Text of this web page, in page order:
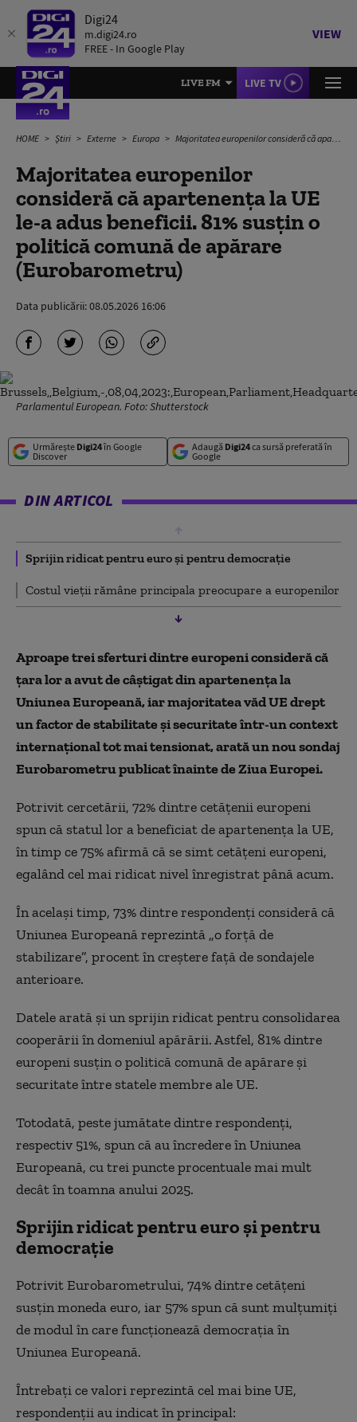
Digi24
m.digi24.ro
FREE - In Google Play
VIEW
LIVE FM LIVE TV
HOME Știri Externe Europa Majoritatea europenilor consideră că apartenența la UE le-a adus beneficii. 81% susțin o politică comună de apărare (Eurobarometru)
Majoritatea europenilor
consideră că apartenența la UE
le-a adus beneficii. 81% susțin o
politică comună de apărare
(Eurobarometru)
Data publicării:08.05.2026 16:06
Parlamentul European. Foto: Shutterstock
Urmărește Digi24în Google
Discover
Adaugă Digi24ca sursă preferată în
Google
DIN ARTICOL
Sprijin ridicat pentru euro și pentru democrație
Costul vieții rămâne principala preocupare a europenilor
Aproape trei sferturi dintre europeni consideră că
țara lor a avut de câștigat din apartenența la
Uniunea Europeană, iar majoritatea văd UE drept
un factor de stabilitate și securitate într-un context
internațional tot mai tensionat, arată un nou sondaj
Eurobarometru publicat înainte de Ziua Europei.
Potrivit cercetării, 72% dintre cetățenii europeni
spun că statul lor a beneficiat de apartenența la UE,
în timp ce 75% afirmă că se simt cetățeni europeni,
egalând cel mai ridicat nivel înregistrat până acum.
În același timp, 73% dintre respondenți consideră că
Uniunea Europeană reprezintă „o forță de
stabilizare”, procent în creștere față de sondajele
anterioare.
Datele arată și un sprijin ridicat pentru consolidarea
cooperării în domeniul apărării. Astfel, 81% dintre
europeni susțin o politică comună de apărare și
securitate între statele membre ale UE.
Totodată, peste jumătate dintre respondenți,
respectiv 51%, spun că au încredere în Uniunea
Europeană, cu trei puncte procentuale mai mult
decât în toamna anului 2025.
Sprijin ridicat pentru euro și pentru
democrație
Potrivit Eurobarometrului, 74% dintre cetățeni
susțin moneda euro, iar 57% spun că sunt mulțumiți
de modul în care funcționează democrația în
Uniunea Europeană.
Întrebați ce valori reprezintă cel mai bine UE,
respondenții au indicat în principal: